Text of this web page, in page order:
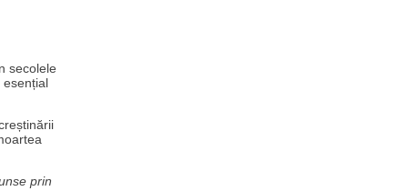
secolele
esențial
prin